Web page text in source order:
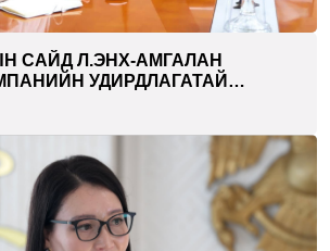
САЙД Л.ЭНХ-АМГАЛАН
УДИРДЛАГАТАЙ